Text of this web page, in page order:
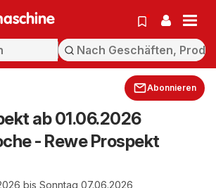
Abonnieren
ab 01.06.2026
- Rewe Prospekt
bis Sonntag 07.06.2026